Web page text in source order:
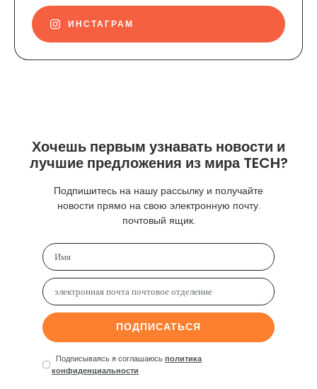
ИНСТАГРАМ
Хочешь первым узнавать новости и
лучшие предложения из мира TECH?
Подпишитесь на нашу рассылку и получайте
новости прямо на свою электронную почту.
почтовый ящик.
ПОДПИСАТЬСЯ
Подписываясь я соглашаюсь политика
конфиденциальности